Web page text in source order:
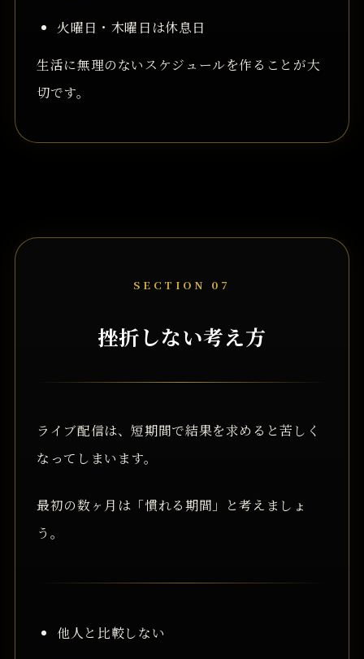
火曜日・木曜日は休息日
生活に無理のないスケジュールを作ることが大
切です。
SECTION 07
挫折しない考え方
ライブ配信は、短期間で結果を求めると苦しく
なってしまいます。
最初の数ヶ月は「慣れる期間」と考えましょ
う。
他人と比較しない